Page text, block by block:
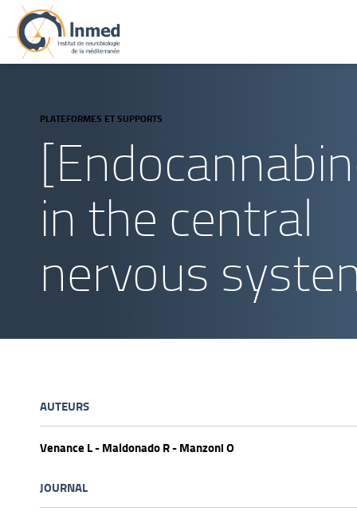
PLATEFORMES ET SUPPORTS
in the central
nervous
AUTEURS
Venance L - Maldonado R - Manzoni O
JOURNAL